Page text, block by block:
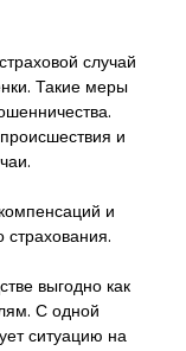
случай
Такие меры
и
и
выгодно как
С одной
ситуацию на